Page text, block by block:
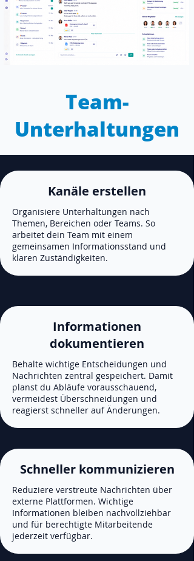
Team-
Unterhaltungen
Kanäle erstellen
Organisiere Unterhaltungen nach
Themen, Bereichen oder Teams. So
arbeitet dein Team mit einem
gemeinsamen Informationsstand und
klaren Zuständigkeiten.
Informationen
dokumentieren
Behalte wichtige Entscheidungen und
Nachrichten zentral gespeichert. Damit
planst du Abläufe vorausschauend,
vermeidest Überschneidungen und
reagierst schneller auf Änderungen.
Schneller kommunizieren
Reduziere verstreute Nachrichten über
externe Plattformen. Wichtige
Informationen bleiben nachvollziehbar
und für berechtigte Mitarbeitende
jederzeit verfügbar.